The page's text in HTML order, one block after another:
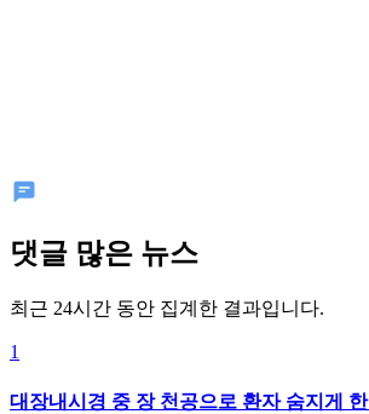
댓글 많은 뉴스
최근 24시간 동안 집계한 결과입니다.
1
대장내시경 중 장 천공으로 환자 숨지게